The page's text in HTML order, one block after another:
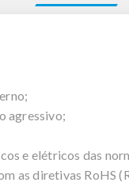
agressivo;
e elétricos das
as diretivas RoHS